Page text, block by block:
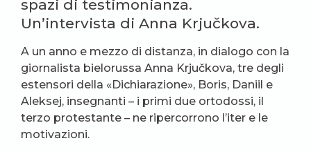
spazi di testimonianza.
Un’intervista di Anna Krjučkova.
A un anno e mezzo di distanza, in dialogo con la
giornalista bielorussa Anna Krjučkova, tre degli
estensori della «Dichiarazione», Boris, Daniil e
Aleksej, insegnanti – i primi due ortodossi, il
terzo protestante – ne ripercorrono l’iter e le
motivazioni.